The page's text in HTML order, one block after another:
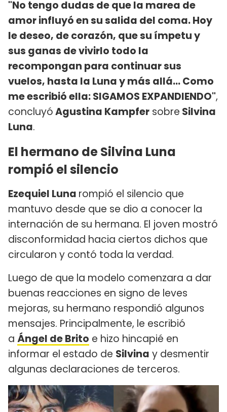
"No tengo dudas de que la marea de
amor influyó en su salida del coma. Hoy
le deseo, de corazón, que su ímpetu y
sus ganas de vivirlo todo la
recompongan para continuar sus
vuelos, hasta la Luna y más allá… Como
me escribió ella: SIGAMOS EXPANDIENDO",
concluyóAgustina Kampfer sobre Silvina
Luna.
El hermano de Silvina Luna
rompió el silencio
Ezequiel Luna rompió el silencio que
mantuvo desde que se dio a conocer la
internación de su hermana. El joven mostró
disconformidad hacia ciertos dichos que
circularon y contó toda la verdad.
Luego de que la modelo comenzara a dar
buenas reacciones en signo de leves
mejoras, su hermano respondió algunos
mensajes. Principalmente, le escribió
a Ángel de Brito e hizo hincapié en
informar el estado de Silvina y desmentir
algunas declaraciones de terceros.